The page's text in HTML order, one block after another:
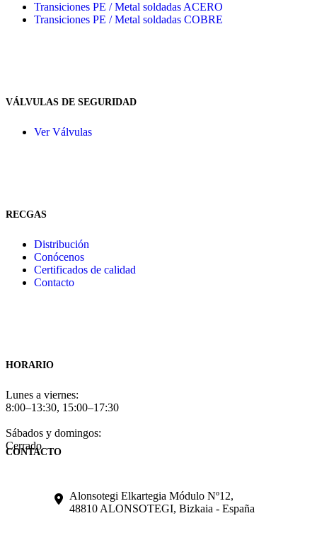
Transiciones PE / Metal soldadas ACERO
Transiciones PE / Metal soldadas COBRE
VÁLVULAS DE SEGURIDAD
Ver Válvulas
RECGAS
Distribución
Conócenos
Certificados de calidad
Contacto
HORARIO
Lunes a viernes:
8:00–13:30, 15:00–17:30
Sábados y domingos:
Cerrado
CONTACTO
Alonsotegi Elkartegia Módulo Nº12,
48810 ALONSOTEGI, Bizkaia - España